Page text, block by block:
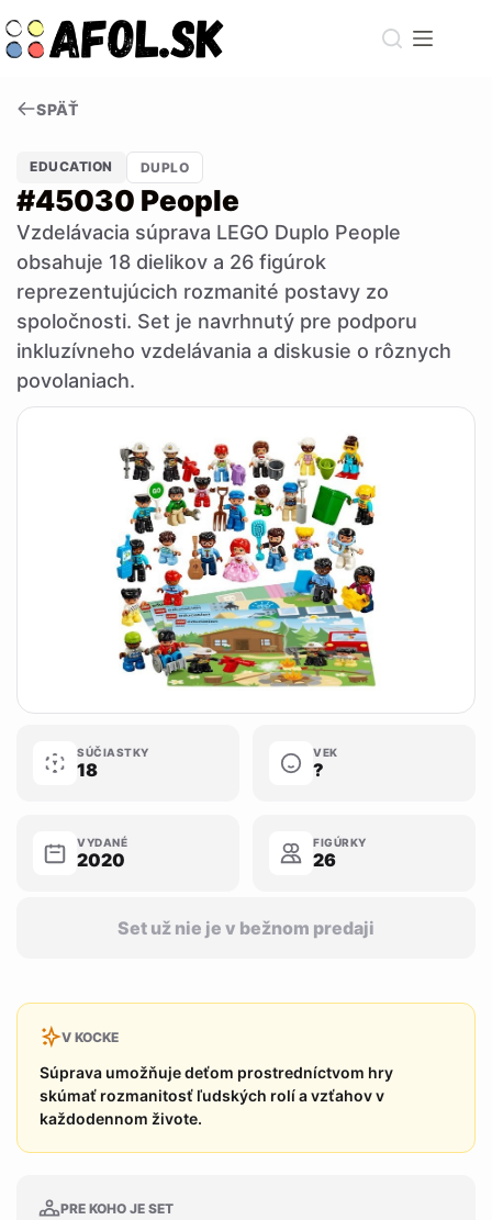
to
content
SPÄŤ
EDUCATION DUPLO
#45030 People
Vzdelávacia súprava LEGO Duplo People
obsahuje 18 dielikov a 26 figúrok
reprezentujúcich rozmanité postavy zo
spoločnosti. Set je navrhnutý pre podporu
inkluzívneho vzdelávania a diskusie o rôznych
povolaniach.
SÚČIASTKY
18
VEK
?
VYDANÉ
2020
FIGÚRKY
26
Set už nie je v bežnom predaji
V KOCKE
Súprava umožňuje deťom prostredníctvom hry
skúmať rozmanitosť ľudských rolí a vzťahov v
každodennom živote.
PRE KOHO JE SET